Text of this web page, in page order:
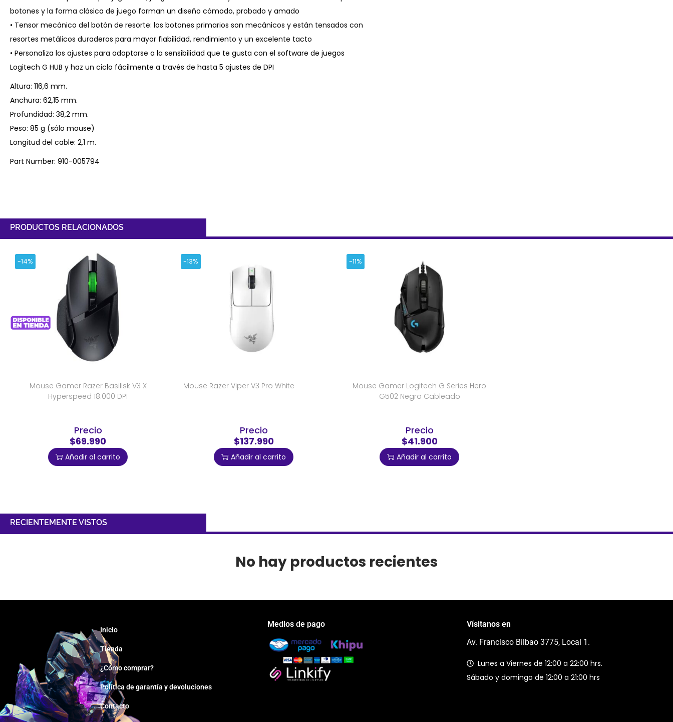
botones y la forma clásica de juego forman un diseño cómodo, probado y amado
• Tensor mecánico del botón de resorte: los botones primarios son mecánicos y están tensados con
resortes metálicos duraderos para mayor fiabilidad, rendimiento y un excelente tacto
• Personaliza los ajustes para adaptarse a la sensibilidad que te gusta con el software de juegos
Logitech G HUB y haz un ciclo fácilmente a través de hasta 5 ajustes de DPI
Altura: 116,6 mm.
Anchura: 62,15 mm.
Profundidad: 38,2 mm.
Peso: 85 g (sólo mouse)
Longitud del cable: 2,1 m.
Part Number: 910-005794
PRODUCTOS RELACIONADOS
-14%
Mouse Gamer Razer Basilisk V3 X
Hyperspeed 18.000 DPI
Precio
$69.990
Añadir al carrito
-13%
Mouse Razer Viper V3 Pro White
Precio
$137.990
Añadir al carrito
-11%
Mouse Gamer Logitech G Series Hero
G502 Negro Cableado
Precio
$41.900
Añadir al carrito
RECIENTEMENTE VISTOS
No hay productos recientes
Inicio
Tienda
¿Cómo comprar?
Política de garantía y devoluciones
Contacto
Medios de pago
Vísitanos en
Av. Francisco Bilbao 3775, Local 1.
Lunes a Viernes de 12:00 a 22:00 hrs.
Sábado y domingo de 12:00 a 21:00 hrs